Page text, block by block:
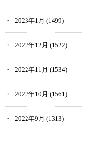
2023年1月 (1499)
2022年12月 (1522)
2022年11月 (1534)
2022年10月 (1561)
2022年9月 (1313)